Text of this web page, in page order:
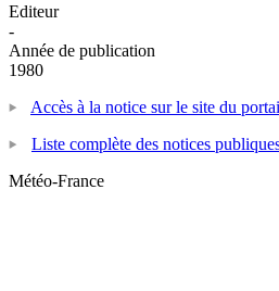
Editeur
-
Année de publication
1980
Accès à la notice sur le site du
Liste complète des notices
Météo-France